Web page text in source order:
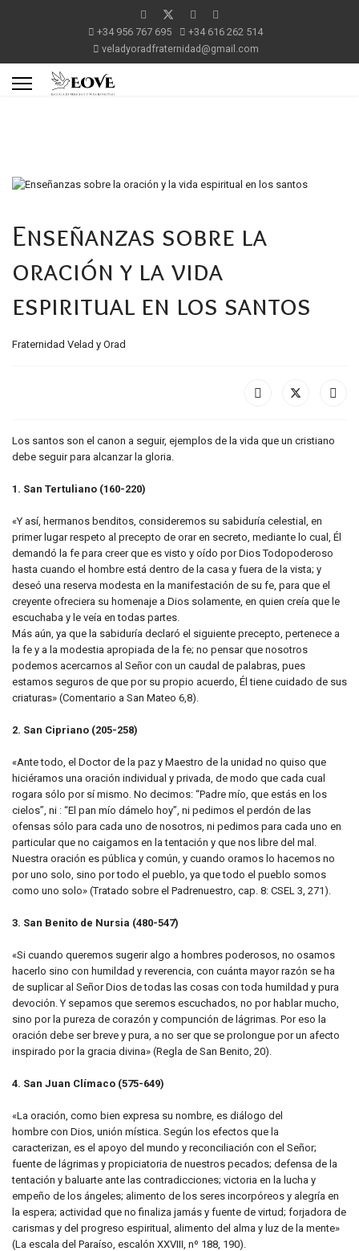
+34 956 767 695
+34 616 262 514
veladyoradfraternidad@gmail.com
Enseñanzas sobre la
oración y la vida
espiritual en los santos
Fraternidad Velad y Orad
Los santos son el canon a seguir, ejemplos de la vida que un cristiano
debe seguir para alcanzar la gloria.
1. San Tertuliano (160-220)
«Y así, hermanos benditos, consideremos su sabiduría celestial, en
primer lugar respeto al precepto de orar en secreto, mediante lo cual, Él
demandó la fe para creer que es visto y oído por Dios Todopoderoso
hasta cuando el hombre está dentro de la casa y fuera de la vista; y
deseó una reserva modesta en la manifestación de su fe, para que el
creyente ofreciera su homenaje a Dios solamente, en quien creía que le
escuchaba y le veía en todas partes.
Más aún, ya que la sabiduría declaró el siguiente precepto, pertenece a
la fe y a la modestia apropiada de la fe; no pensar que nosotros
podemos acercarnos al Señor con un caudal de palabras, pues
estamos seguros de que por su propio acuerdo, Él tiene cuidado de sus
criaturas» (Comentario a San Mateo 6,8).
2. San Cipriano (205-258)
«Ante todo, el Doctor de la paz y Maestro de la unidad no quiso que
hiciéramos una oración individual y privada, de modo que cada cual
rogara sólo por sí mismo. No decimos: “Padre mío, que estás en los
cielos”, ni : “El pan mío dámelo hoy”, ni pedimos el perdón de las
ofensas sólo para cada uno de nosotros, ni pedimos para cada uno en
particular que no caigamos en la tentación y que nos libre del mal.
Nuestra oración es pública y común, y cuando oramos lo hacemos no
por uno solo, sino por todo el pueblo, ya que todo el pueblo somos
como uno solo» (Tratado sobre el Padrenuestro, cap. 8: CSEL 3, 271).
3. San Benito de Nursia (480-547)
«Si cuando queremos sugerir algo a hombres poderosos, no osamos
hacerlo sino con humildad y reverencia, con cuánta mayor razón se ha
de suplicar al Señor Dios de todas las cosas con toda humildad y pura
devoción. Y sepamos que seremos escuchados, no por hablar mucho,
sino por la pureza de corazón y compunción de lágrimas. Por eso la
oración debe ser breve y pura, a no ser que se prolongue por un afecto
inspirado por la gracia divina» (Regla de San Benito, 20).
4. San Juan Clímaco (575-649)
«La oración, como bien expresa su nombre, es diálogo del
hombre con Dios, unión mística. Según los efectos que la
caracterizan, es el apoyo del mundo y reconciliación con el Señor;
fuente de lágrimas y propiciatoria de nuestros pecados; defensa de la
tentación y baluarte ante las contradicciones; victoria en la lucha y
empeño de los ángeles; alimento de los seres incorpóreos y alegría en
la espera; actividad que no finaliza jamás y fuente de virtud; forjadora de
carismas y del progreso espiritual, alimento del alma y luz de la mente»
(La escala del Paraíso, escalón XXVIII, nº 188, 190).